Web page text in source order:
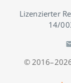
Lizenzierter
14/
©